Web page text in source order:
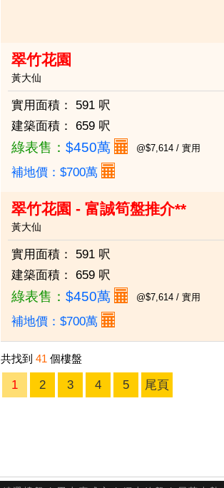
翠竹花園
黃大仙
實用面積：
591 呎
建築面積：
659 呎
綠表售： $450萬 @$7,614 / 實用
補地價：$700萬
翠竹花園 - 富誠筍盤推介**
黃大仙
實用面積：
591 呎
建築面積：
659 呎
綠表售： $450萬 @$7,614 / 實用
補地價：$700萬
共找到 41 個樓盤
1 2 3 4 5 尾頁